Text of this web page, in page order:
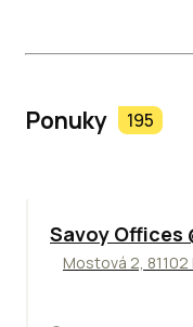
Ponuky 195
TOP
Savoy Offices
Mostová 2,